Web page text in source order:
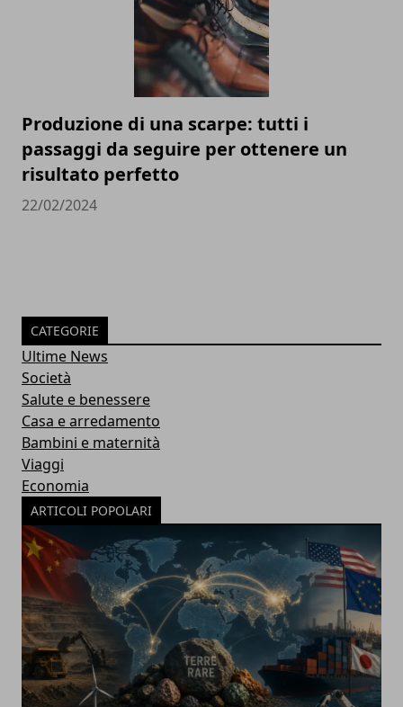
Produzione di una scarpe: tutti i
passaggi da seguire per ottenere un
risultato perfetto
22/02/2024
CATEGORIE
Ultime News
Società
Salute e benessere
Casa e arredamento
Bambini e maternità
Viaggi
Economia
ARTICOLI POPOLARI